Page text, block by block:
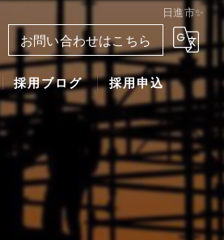
日進市✨
お問い合わせはこちら
採用ブログ 採用申込